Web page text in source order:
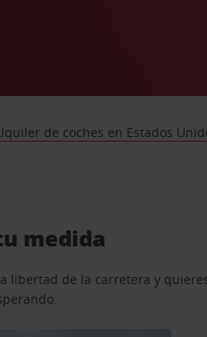
de coches en Estados
medida
de la carretera y